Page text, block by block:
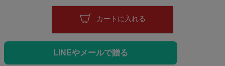
カートに入れる